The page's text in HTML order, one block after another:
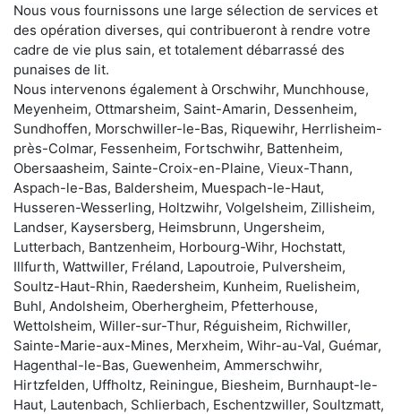
Nous vous fournissons une large sélection de services et
des opération diverses, qui contribueront à rendre votre
cadre de vie plus sain, et totalement débarrassé des
punaises de lit.
Nous intervenons également à Orschwihr, Munchhouse,
Meyenheim, Ottmarsheim, Saint-Amarin, Dessenheim,
Sundhoffen, Morschwiller-le-Bas, Riquewihr, Herrlisheim-
près-Colmar, Fessenheim, Fortschwihr, Battenheim,
Obersaasheim, Sainte-Croix-en-Plaine, Vieux-Thann,
Aspach-le-Bas, Baldersheim, Muespach-le-Haut,
Husseren-Wesserling, Holtzwihr, Volgelsheim, Zillisheim,
Landser, Kaysersberg, Heimsbrunn, Ungersheim,
Lutterbach, Bantzenheim, Horbourg-Wihr, Hochstatt,
Illfurth, Wattwiller, Fréland, Lapoutroie, Pulversheim,
Soultz-Haut-Rhin, Raedersheim, Kunheim, Ruelisheim,
Buhl, Andolsheim, Oberhergheim, Pfetterhouse,
Wettolsheim, Willer-sur-Thur, Réguisheim, Richwiller,
Sainte-Marie-aux-Mines, Merxheim, Wihr-au-Val, Guémar,
Hagenthal-le-Bas, Guewenheim, Ammerschwihr,
Hirtzfelden, Uffholtz, Reiningue, Biesheim, Burnhaupt-le-
Haut, Lautenbach, Schlierbach, Eschentzwiller, Soultzmatt,